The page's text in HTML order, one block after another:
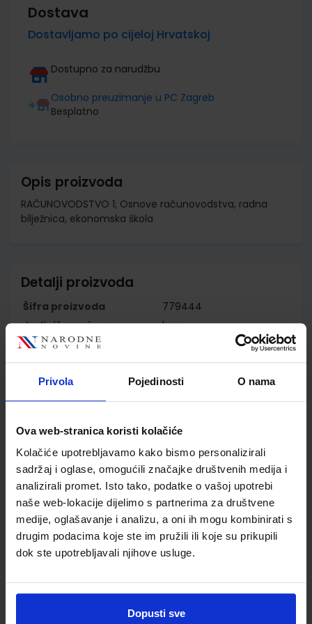
Privola Pojedinosti O nama
Ova web-stranica koristi kolačiće
Kolačiće upotrebljavamo kako bismo personalizirali
sadržaj i oglase, omogućili značajke društvenih medija i
analizirali promet. Isto tako, podatke o vašoj upotrebi
naše web-lokacije dijelimo s partnerima za društvene
medije, oglašavanje i analizu, a oni ih mogu kombinirati s
drugim podacima koje ste im pružili ili koje su prikupili
dok ste upotrebljavali njihove usluge.
Dopusti sve
Dostava
Dostavljamo po cijeloj Hrvatskoj
Dostupno za narudžbu
Osobno preuzimanje u PC Zagreb
Besplatno
Opis proizvoda
RAČUNOVODSTVO 1; Osnove računovodstva, radna
bilježnica, ekonomska škola
Detalji proizvoda
Šifra proizvoda
779444
Jedinična mjera
kom
Nakladnik
ALKA SCRIPT d.o.o.
Autor
Dimitrić Horvatić-Kapelac
Kapelac Novokmet
Vrsta škole
3 STRUKOVNA
Nastavni predmet
EKONOMSKE ŠKOLE
Reg br min
6324-DOM